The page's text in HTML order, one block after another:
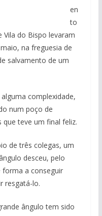
en
to
Vila do Bispo levaram
na freguesia de
salvamento de um
complexidade,
num poço de
teve um final feliz.
de três colegas, um
desceu, pelo
a conseguir
resgatá-lo.
ângulo tem sido